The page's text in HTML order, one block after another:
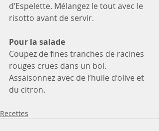
d’Espelette. Mélangez le tout avec le
risotto avant de servir.
Pour la salade
Coupez de fines tranches de racines
rouges crues dans un bol.
Assaisonnez avec de l’huile d’olive et
du citron.
Recettes